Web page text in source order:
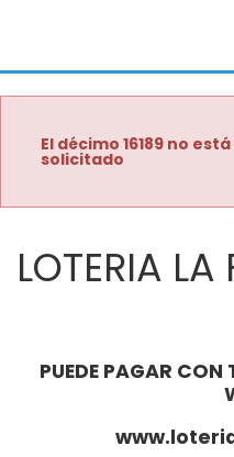
El décimo 16189 no
solicitado
LOTERIA LA
PUEDE PAGAR